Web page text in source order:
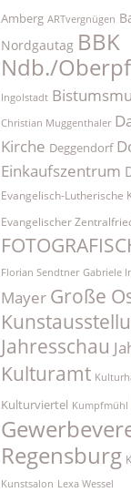
Amberg ARTvergnügen
Nordgautag BBK
Ndb./
Ingolstadt
Christian Muggenthaler
Kirche Deggendorf
Einkaufszentrum
Evangelisch-Lutherische
Evangelischer
Florian Sendtner Gabriele
Mayer Große
Jahresschau
Kulturamt
Kulturviertel Kumpfmühl
Regensburg
Kunstsalon Lexa Wessel